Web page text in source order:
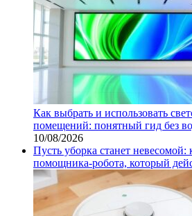
Как выбрать и использовать
помещений: понятный гид без
10/08/2026
Пусть уборка станет невесомой:
помощника‑робота, который